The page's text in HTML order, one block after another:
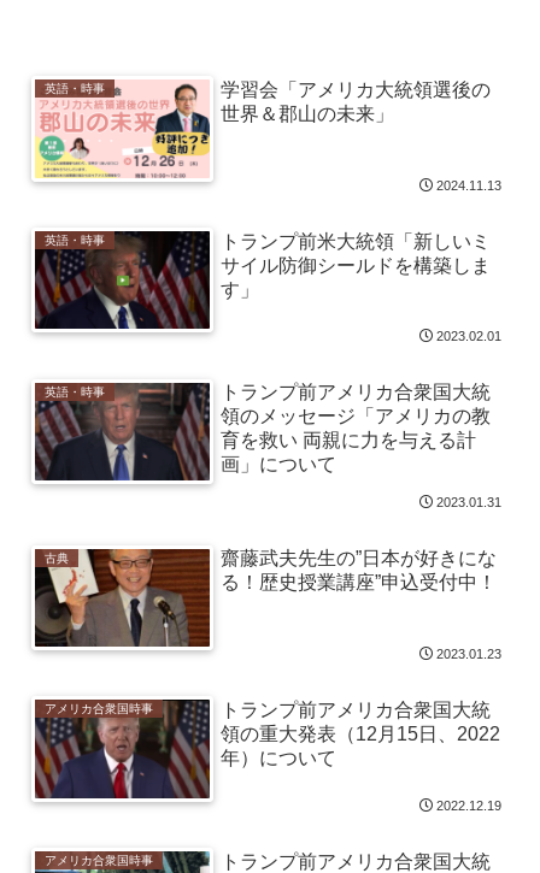
英語・時事
学習会「アメリカ大統領選後の
世界＆郡山の未来」
2024.11.13
英語・時事
トランプ前米大統領「新しいミ
サイル防御シールドを構築しま
す」
2023.02.01
英語・時事
トランプ前アメリカ合衆国大統
領のメッセージ「アメリカの教
育を救い 両親に力を与える計
画」について
2023.01.31
古典
齋藤武夫先生の”日本が好きにな
る！歴史授業講座”申込受付中！
2023.01.23
アメリカ合衆国時事
トランプ前アメリカ合衆国大統
領の重大発表（12月15日、2022
年）について
2022.12.19
アメリカ合衆国時事
トランプ前アメリカ合衆国大統